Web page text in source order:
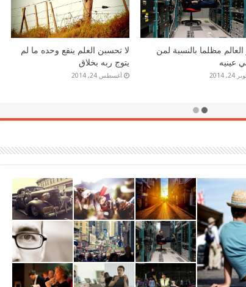
آليت ألا أبيعه وألا أرى
له الدهر مالكا
2014
جولة الباطل ساعة وجولة الحق
إلى قيام الساعة
أبريل 24, 2014